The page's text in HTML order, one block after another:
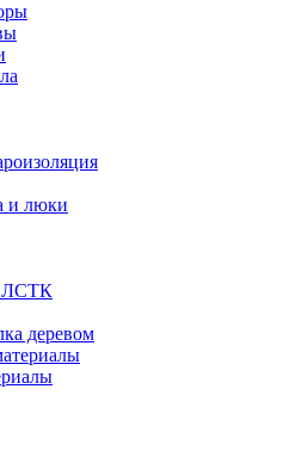
и люки
ЛСТК
деревом